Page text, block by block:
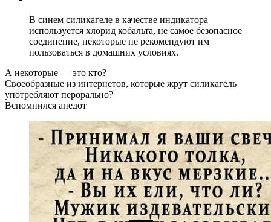
В синем силикагеле в качестве индикатора
используется хлорид кобальта, не самое безопасное
соединение, некоторые не рекомендуют им
пользоваться в домашних условиях.
А некоторые — это кто?
Своеобразные из интернетов, которые жрут силикагель
употребляют перорально?
Вспомнился анедот